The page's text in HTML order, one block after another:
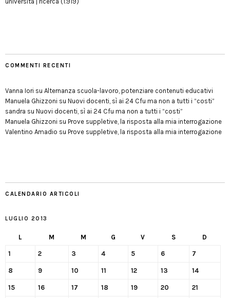
COMMENTI RECENTI
Vanna Iori su Alternanza scuola-lavoro, potenziare contenuti educativi
Manuela Ghizzoni su Nuovi docenti, sì ai 24 Cfu ma non a tutti i “costi”
sandra su Nuovi docenti, sì ai 24 Cfu ma non a tutti i “costi”
Manuela Ghizzoni su Prove suppletive, la risposta alla mia interrogazione
Valentino Amadio su Prove suppletive, la risposta alla mia interrogazione
CALENDARIO ARTICOLI
LUGLIO 2013
L M M G V S D
1 2 3 4 5 6 7
8 9 10 11 12 13 14
15 16 17 18 19 20 21